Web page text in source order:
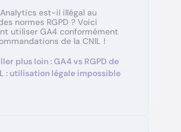
est-il illégal au
normes RGPD ? Voici
utiliser GA4 conformément
de la CNIL !
plus loin : GA4 vs RGPD de
: utilisation légale impossible